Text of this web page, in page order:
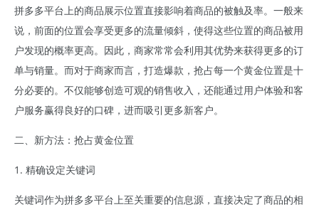
拼多多平台上的商品展示位置直接影响着商品的被触及率。一般来
说，前面的位置会享受更多的流量倾斜，使得这些位置的商品被用
户发现的概率更高。因此，商家常常会利用其优势来获得更多的订
单与销量。而对于商家而言，打造爆款，抢占每一个黄金位置是十
分必要的。不仅能够创造可观的销售收入，还能通过用户体验和客
户服务赢得良好的口碑，进而吸引更多新客户。
二、新方法：抢占黄金位置
1. 精确设定关键词
关键词作为拼多多平台上至关重要的信息源，直接决定了商品的相